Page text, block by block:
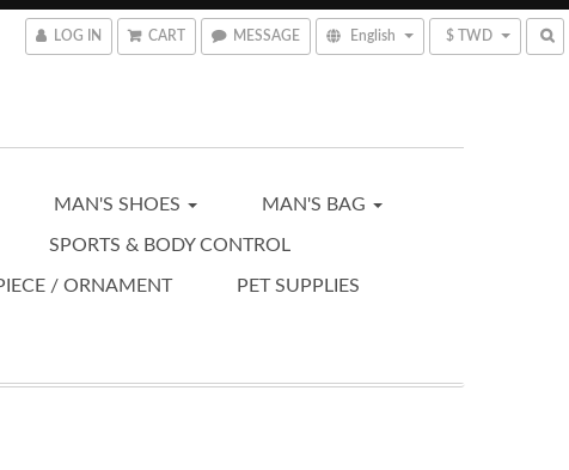
LOG IN CART MESSAGE English $ TWD
MAN'S SHOES MAN'S BAG
SPORTS & BODY CONTROL
/ ORNAMENT PET SUPPLIES